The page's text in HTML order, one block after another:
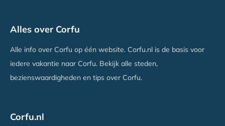
Alles over Corfu
Alle info over Corfu op één website. Corfu.nl is de basis voor
iedere vakantie naar Corfu. Bekijk alle steden,
bezienswaardigheden en tips over Corfu.
Corfu.nl